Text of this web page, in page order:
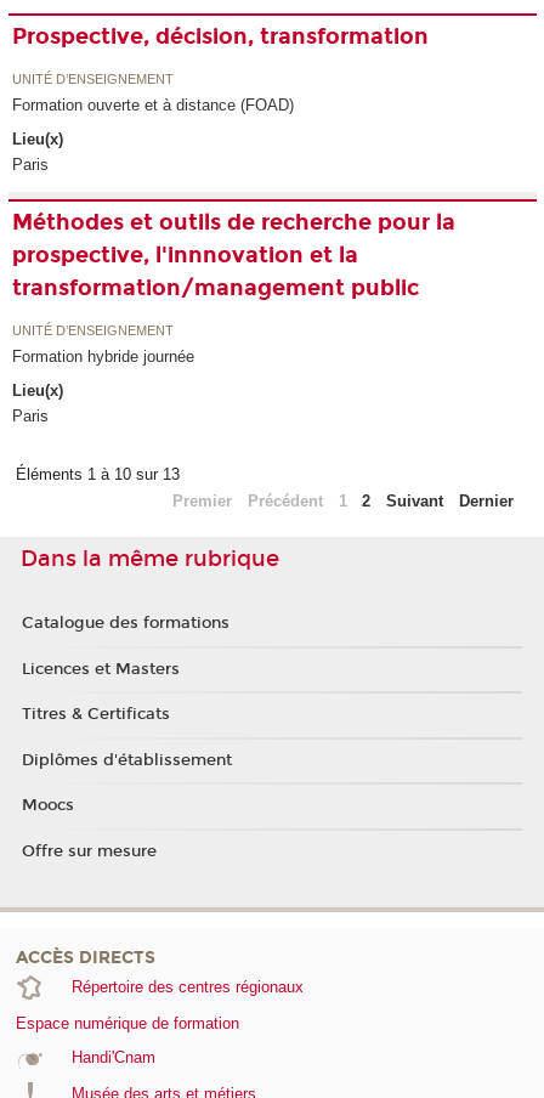
Prospective, décision, transformation
UNITÉ D’ENSEIGNEMENT
Formation ouverte et à distance (FOAD)
Lieu(x)
Paris
Méthodes et outils de recherche pour la
prospective, l'innnovation et la
transformation/management public
UNITÉ D’ENSEIGNEMENT
Formation hybride journée
Lieu(x)
Paris
Éléments 1 à 10 sur 13
Premier
Précédent 1 2 Suivant Dernier
Dans la même rubrique
Catalogue des formations
Licences et Masters
Titres & Certificats
Diplômes d'établissement
Moocs
Offre sur mesure
ACCÈS DIRECTS
Répertoire des centres régionaux
Espace numérique de formation
Handi'Cnam
Musée des arts et métiers